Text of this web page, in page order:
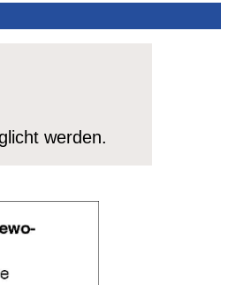
werden.